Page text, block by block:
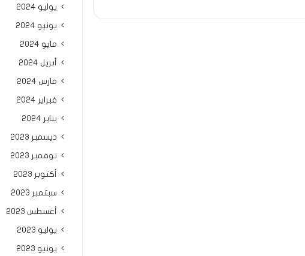
يوليو 2024
يونيو 2024
مايو 2024
أبريل 2024
مارس 2024
فبراير 2024
يناير 2024
ديسمبر 2023
نوفمبر 2023
أكتوبر 2023
سبتمبر 2023
أغسطس 2023
يوليو 2023
يونيو 2023